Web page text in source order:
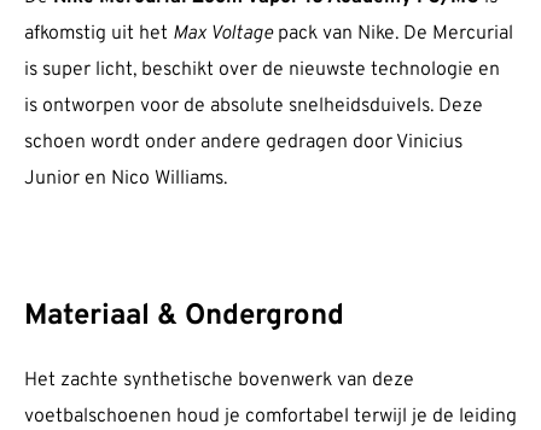
afkomstig uit het Max Voltagepack van Nike. De Mercurial
is super licht, beschikt over de nieuwste technologie en
is ontworpen voor de absolute snelheidsduivels. Deze
schoen wordt onder andere gedragen door Vinicius
Junior en Nico Williams.
Materiaal & Ondergrond
Het zachte synthetische bovenwerk van deze
voetbalschoenen houd je comfortabel terwijl je de leiding